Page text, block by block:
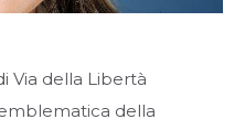
Via della Libertà
della